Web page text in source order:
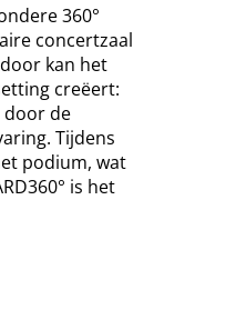
360°
concertzaal
kan het
creëert:
door de
Tijdens
podium, wat
is het